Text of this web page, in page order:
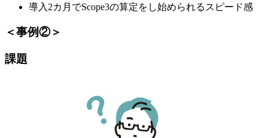
導入2カ月でScope3の算定をし始められるスピード感
＜事例②＞
課題